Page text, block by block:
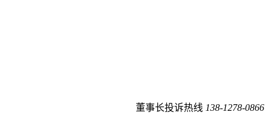
董事长投诉热线 138-1278-0866